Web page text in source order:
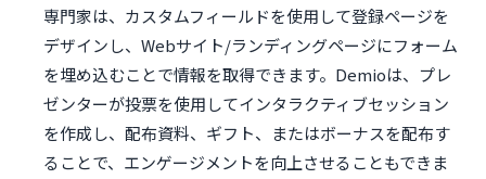
専門家は、カスタムフィールドを使用して登録ページを
デザインし、Webサイト/ランディングページにフォーム
を埋め込むことで情報を取得できます。Demioは、プレ
ゼンターが投票を使用してインタラクティブセッション
を作成し、配布資料、ギフト、またはボーナスを配布す
ることで、エンゲージメントを向上させることもできま